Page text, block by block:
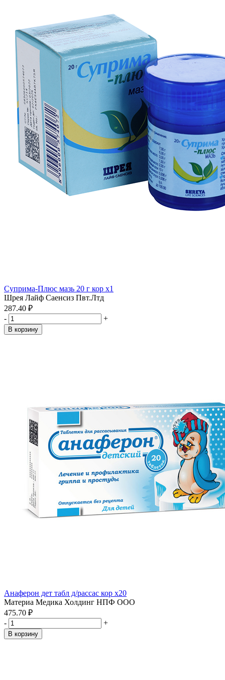
Суприма-Плюс мазь 20 г кор x1
Шрея Лайф Саенсиз Пвт.Лтд
287.40 ₽
-
+
В корзину
Анаферон дет табл д/рассас кор x20
Материа Медика Холдинг НПФ ООО
475.70 ₽
-
+
В корзину